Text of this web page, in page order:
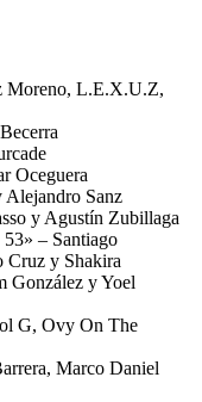
Moreno, L.E.X.U.Z,
Oceguera
Sanz
y Agustín Zubillaga
– Santiago
y Shakira
González y Yoel
G, Ovy On The
Marco Daniel